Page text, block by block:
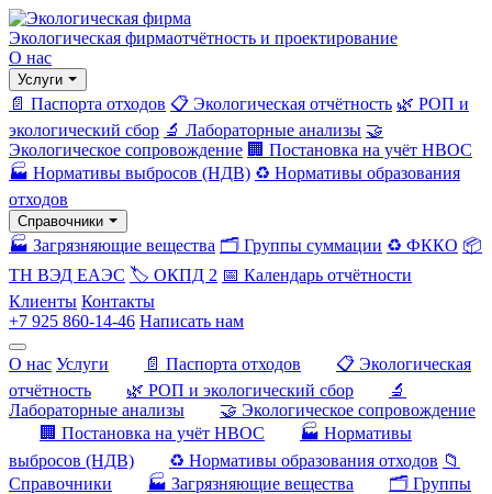
Экологическая фирмаотчётность и проектирование
О нас
Услуги
📄 Паспорта отходов 📋 Экологическая отчётность 🌿 РОП и
экологический сбор 🔬 Лабораторные анализы 🤝
Экологическое сопровождение 🏢 Постановка на учёт НВОС
🏭 Нормативы выбросов (НДВ) ♻️ Нормативы образования
отходов
Справочники
🏭 Загрязняющие вещества 🗂️ Группы суммации ♻️ ФККО 📦
ТН ВЭД ЕАЭС 🏷️ ОКПД 2 📅 Календарь отчётности
Клиенты Контакты
+7 925 860-14-46 Написать нам
О нас Услуги 📄 Паспорта отходов
📋 Экологическая
отчётность
🌿 РОП и экологический сбор
🔬
Лабораторные анализы
🤝 Экологическое сопровождение
🏢 Постановка на учёт НВОС
🏭 Нормативы
выбросов (НДВ)
♻️ Нормативы образования отходов 📁
Справочники
🏭 Загрязняющие вещества
🗂️ Группы